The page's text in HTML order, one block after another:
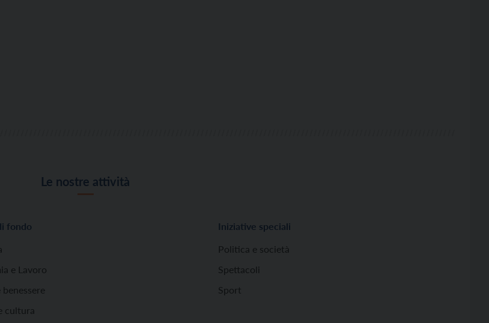
Le nostre attività
fondo
e Lavoro
benessere
cultura
Iniziative speciali
Politica e società
Spettacoli
Sport